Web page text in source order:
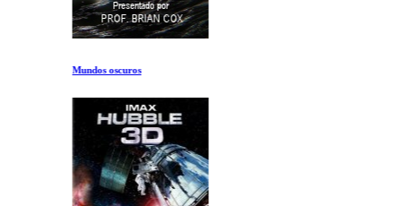
Mundos oscuros